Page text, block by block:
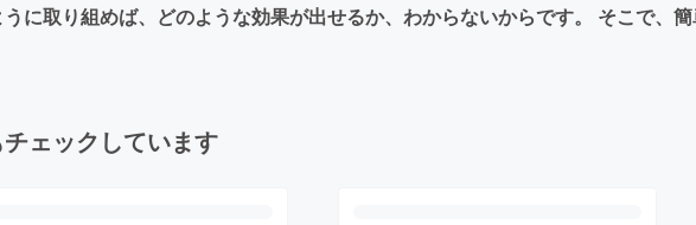
に取り組めば、どのような効果が出せるか、わからないからです。 そこで、
ェックしています